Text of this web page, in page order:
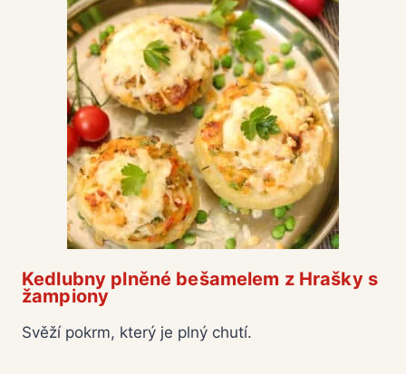
Kedlubny plněné bešamelem z Hrašky s
žampiony
Svěží pokrm, který je plný chutí.